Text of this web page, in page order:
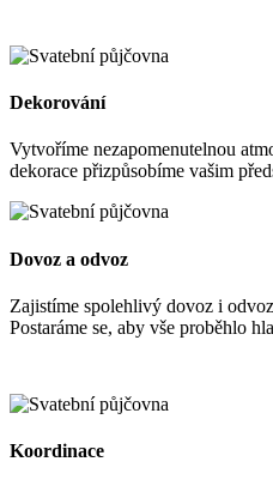
Dekorování
Vytvoříme nezapomenutelnou
dekorace přizpůsobíme vašim
Dovoz a odvoz
Zajistíme spolehlivý dovoz i
Postaráme se, aby vše proběhlo
Koordinace